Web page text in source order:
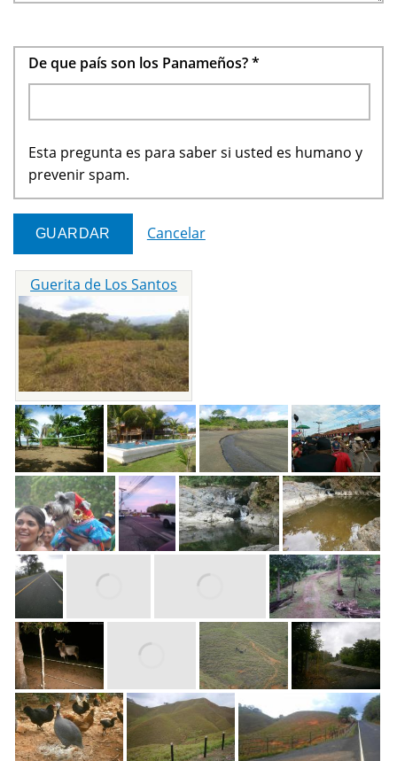
De que país son los Panameños?*
Esta pregunta es para saber si usted es humano y
prevenir spam.
Cancelar
Guerita de Los Santos